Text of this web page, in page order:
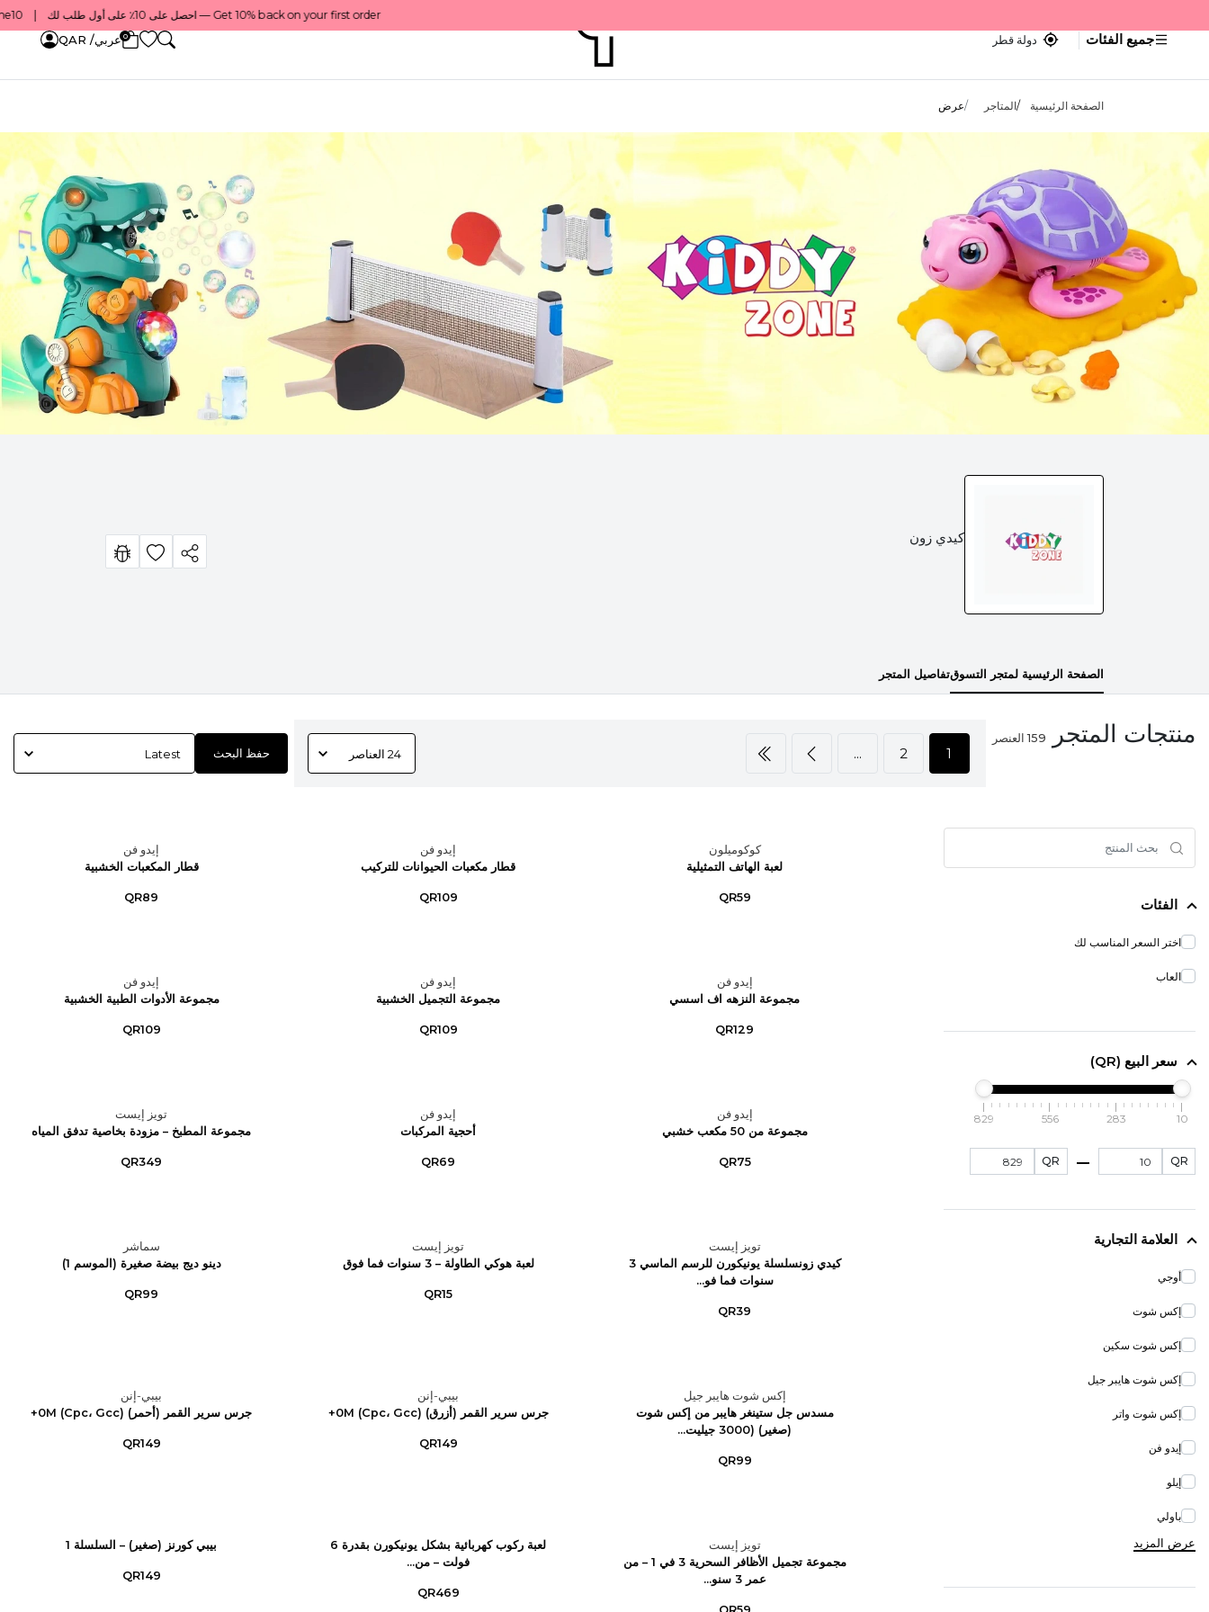
Get 10% back on your first order — احصل على 10٪ على أول طلب لك    |    Use code: Welcome10 — استخدم الرمز: Welcome10    |    Order before 1 PM for same-day delivery in Qatar — اطلب قبل الساعة 1 ظهرًا للتوصيل في نفس اليوم داخل قطر
جميع الفئات دولة قطر 0 عربي/ QAR
الصفحة الرئيسية المتاجر عرض
كيدي زون
الصفحة الرئيسية لمتجر التسوقتفاصيل المتجر
منتجات المتجر 159العنصر
1
2
... حفظ البحث
الفئات
اختر السعر المناسب لك
العاب
سعر البيع (QR)
10
283
556
829
QR
QR
العلامة التجارية
أوجي
إكس شوت
إكس شوت سكين
إكس شوت هايبر جيل
إكس شوت واتر
إيدو فن
إيلو
باولي
بيبي-إنن
تراك
عرض المزيد
كوكوميلون
لعبة الهاتف التمثيلية
QR59
إيدو فن
قطار مكعبات الحيوانات للتركيب
QR109
إيدو فن
قطار المكعبات الخشبية
QR89
إيدو فن
مجموعة النزهه اف اسسي
QR129
إيدو فن
مجموعة التجميل الخشبية
QR109
إيدو فن
مجموعة الأدوات الطبية الخشبية
QR109
إيدو فن
مجموعة من 50 مكعب خشبي
QR75
إيدو فن
أحجية المركبات
QR69
تويز إيست
مجموعة المطبخ – مزودة بخاصية تدفق المياه
QR349
تويز إيست
كيدي زونسلسلة يونيكورن للرسم الماسي 3
سنوات فما فو...
QR39
تويز إيست
لعبة هوكي الطاولة – 3 سنوات فما فوق
QR15
سماشر
دينو ديج بيضة صغيرة (الموسم 1)
QR99
إكس شوت هايبر جيل
مسدس جل ستينغر هايبر من إكس شوت
(صغير) (3000 جيليت...
QR99
بيبي-إنن
جرس سرير القمر (أزرق) (Cpc، Gcc) 0M+
QR149
بيبي-إنن
جرس سرير القمر (أحمر) (Cpc، Gcc) 0M+
QR149
تويز إيست
مجموعة تجميل الأظافر السحرية 3 في 1 – من
عمر 3 سنو...
لعبة ركوب كهربائية بشكل يونيكورن بقدرة 6
فولت – من...
QR469
بيبي كورنز (صغير) – السلسلة 1
QR149